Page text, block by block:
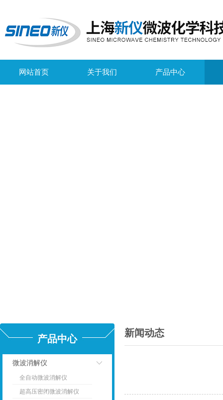
网站首页 关于我们 产品中心
产品中心
微波消解仪
全自动微波消解仪
超高压密闭微波消解仪
新闻动态